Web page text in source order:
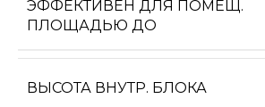
ЭФФЕКТИВЕН ДЛЯ ПОМЕЩ.
ПЛОЩАДЬЮ ДО
ВЫСОТА ВНУТР. БЛОКА